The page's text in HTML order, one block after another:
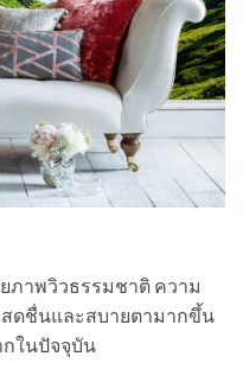
ภาพวิวธรรมชาติ ความ
ดชื่นและสบายตามากขึ้น
ในปัจจุบัน